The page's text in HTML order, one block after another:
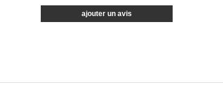
ajouter un avis